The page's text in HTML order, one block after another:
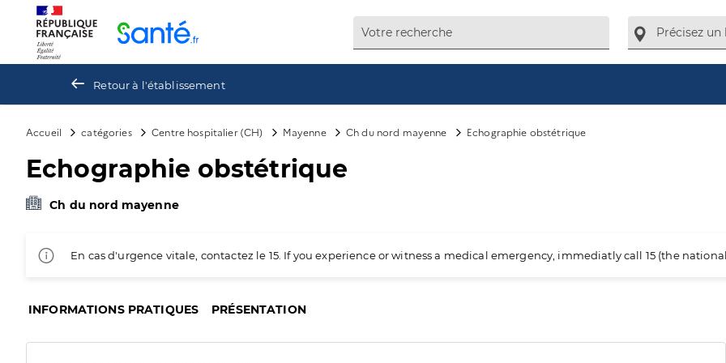
Retour à l'établissement
Accueil catégories Centre hospitalier (CH) Mayenne Ch du nord mayenne Echographie obstétrique
Echographie obstétrique
Ch du nord mayenne
En cas d'urgence vitale, contactez le 15. If you experience or witness a medical emergency, immediatly call 15 (the
INFORMATIONS PRATIQUES PRÉSENTATION
Panneau de gestion des cookies